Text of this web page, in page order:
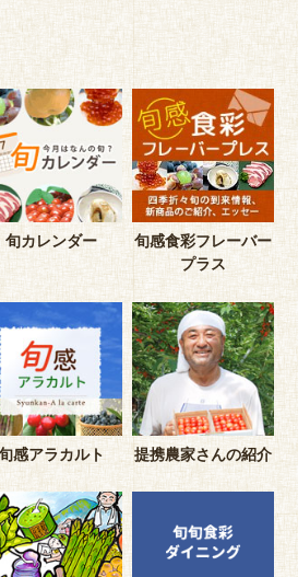
旬カレンダー
旬感食彩フレーバー
プラス
感アラカルト 提携農家さんの紹介